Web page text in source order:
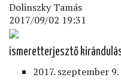
Dolinszky Tamás
2017/09/02 19:31
ismeretterjesztő
2017. szeptember